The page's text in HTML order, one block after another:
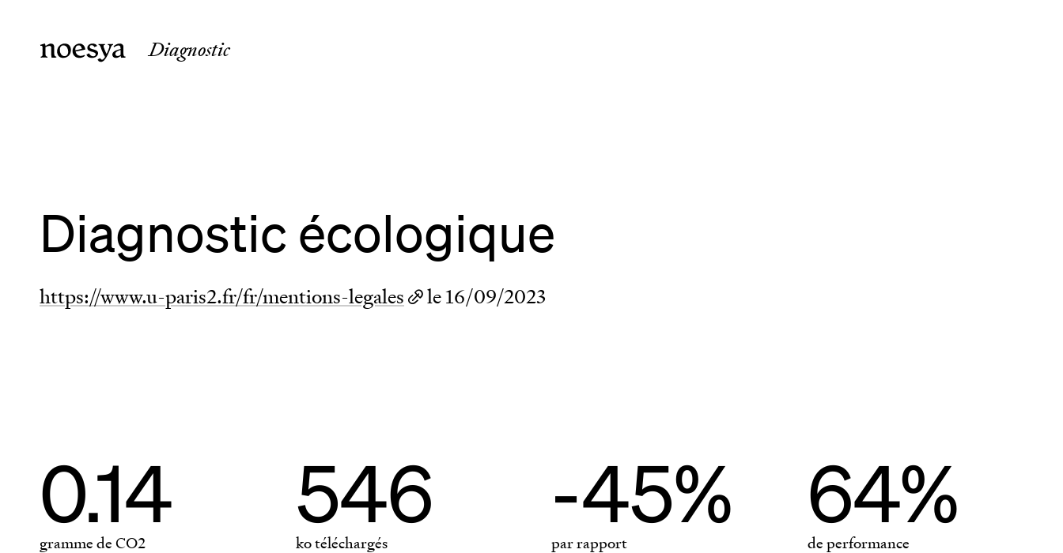
Diagnostic
Diagnostic écologique
https://www.u-paris2.fr/fr/mentions-legales le 16/09/2023
0.14
gramme de CO2
546
ko téléchargés
-45%
par rapport
64%
de performance
noesya Paris
maison